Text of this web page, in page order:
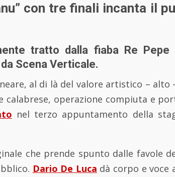
con tre finali incanta il
tratto dalla fiaba Re Pepe
Scena Verticale.
al di là del valore artistico – alto
calabrese, operazione compiuta e
nel terzo appuntamento della
che prende spunto dalle favole
Dario De Luca dà corpo e voce